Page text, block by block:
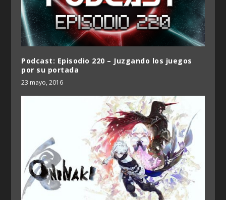
Podcast: Episodio 220 – Juzgando los juegos
por su portada
23 mayo, 2016